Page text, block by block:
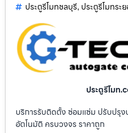
ประตูรีโมทชลบุรี, ประตูรีโมทระ
ประตูรีโมท
บริการรับติดตั้ง ซ่อมแซ่ม ปรับปรุง
อัตโนมัติ ครบวงจร ราคาถูก